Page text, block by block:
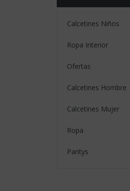
Calcetines Niños
Ropa Interior
Ofertas
Calcetines Hombre
Calcetines Mujer
Ropa
Pantys